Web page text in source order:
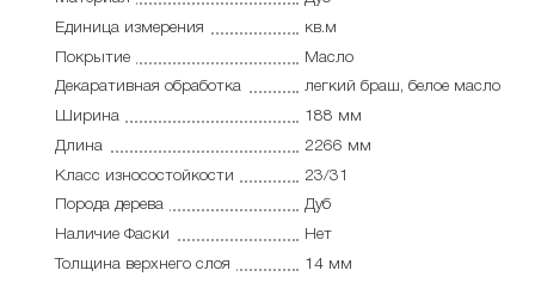
Единица измерения
кв.м
Покрытие
Масло
Декаративная обработка
легкий браш, белое масло
Ширина
188 мм
Длина
2266 мм
Класс износостойкости
23/31
Порода дерева
Дуб
Наличие Фаски
Нет
Толщина верхнего слоя
14 мм